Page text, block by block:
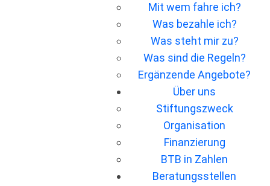
Mit wem fahre ich?
Was bezahle ich?
Was steht mir zu?
Was sind die Regeln?
Ergänzende Angebote?
Über uns
Stiftungszweck
Organisation
Finanzierung
BTB in Zahlen
Beratungsstellen